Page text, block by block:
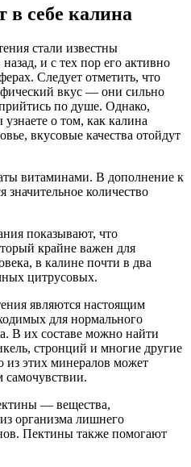
в себе калина
стали известны
назад, и с тех пор его активно
Следует отметить, что
вкус — они сильно
по душе. Однако,
о том, как калина
вкусовые качества отойдут
витаминами. В дополнение к
количество
показывают, что
крайне важен для
в калине почти в два
цитрусовых.
являются настоящим
для нормального
В их составе можно найти
стронций и многие другие
из этих минералов может
самочувствии.
— вещества,
организма лишнего
Пектины также помогают